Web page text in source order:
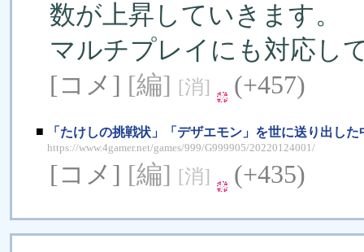
数が上昇していきます。
マルチプレイにも対応し
[コメ] [編] [消] (+457)
■ 「たけしの挑戦状」「デザエモン」を世に送り出し
https://www.4gamer.net/games/999/G999905/20220124001/
[コメ] [編] [消] (+435)